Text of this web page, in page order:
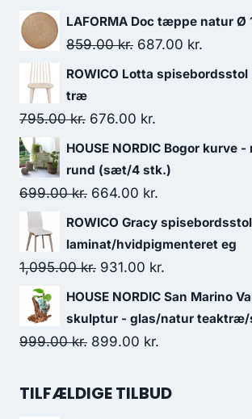
LAFORMA Doc tæppe natur Ø
859.00kr. 687.00 kr.
ROWICO Lotta
træ
795.00kr. 676.00 kr.
HOUSE NORDIC Bogor kurve
rund (sæt/4 stk.)
699.00kr. 664.00 kr.
ROWICO Gracy
laminat/hvidpigmenteret eg
1,095.00kr. 931.00 kr.
HOUSE NORDIC San Marino
skulptur - glas/natur teaktræ/
999.00kr. 899.00 kr.
TILFÆLDIGE TILBUD